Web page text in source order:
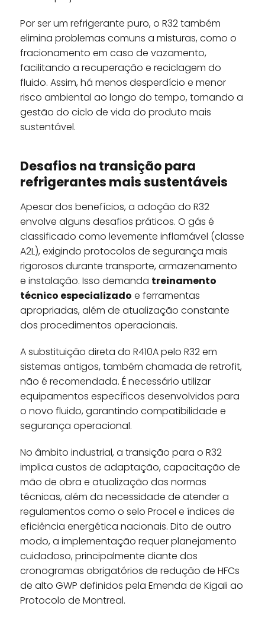
Por ser um refrigerante puro, o R32 também
elimina problemas comuns a misturas, como o
fracionamento em caso de vazamento,
facilitando a recuperação e reciclagem do
fluido. Assim, há menos desperdício e menor
risco ambiental ao longo do tempo, tornando a
gestão do ciclo de vida do produto mais
sustentável.
Desafios na transição para
refrigerantes mais sustentáveis
Apesar dos benefícios, a adoção do R32
envolve alguns desafios práticos. O gás é
classificado como levemente inflamável (classe
A2L), exigindo protocolos de segurança mais
rigorosos durante transporte, armazenamento
e instalação. Isso demanda treinamento
técnico especializado e ferramentas
apropriadas, além de atualização constante
dos procedimentos operacionais.
A substituição direta do R410A pelo R32 em
sistemas antigos, também chamada de retrofit,
não é recomendada. É necessário utilizar
equipamentos específicos desenvolvidos para
o novo fluido, garantindo compatibilidade e
segurança operacional.
No âmbito industrial, a transição para o R32
implica custos de adaptação, capacitação de
mão de obra e atualização das normas
técnicas, além da necessidade de atender a
regulamentos como o selo Procel e índices de
eficiência energética nacionais. Dito de outro
modo, a implementação requer planejamento
cuidadoso, principalmente diante dos
cronogramas obrigatórios de redução de HFCs
de alto GWP definidos pela Emenda de Kigali ao
Protocolo de Montreal.